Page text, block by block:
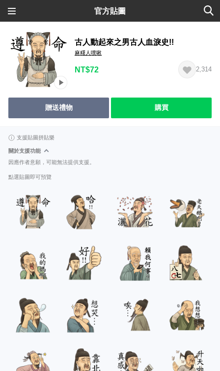
官方貼圖
古人動起來之男古人血淚史!!
麻糬人噗啾
NT$72 2,314
贈送禮物 購買
支援貼圖拼貼樂
關於支援功能
因應作者意願，可能無法提供支援。
點選貼圖即可預覽